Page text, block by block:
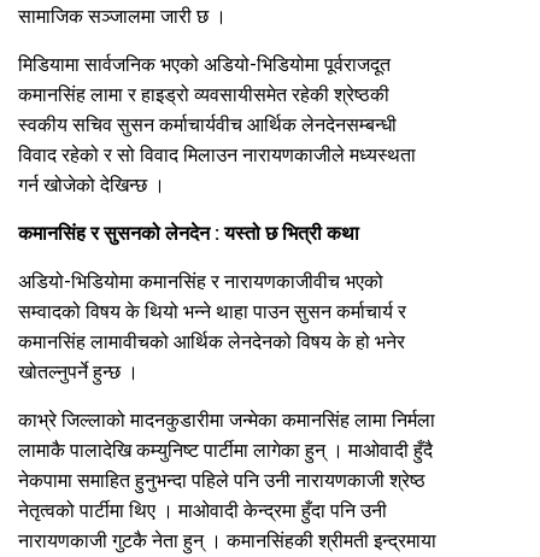
सामाजिक सञ्जालमा जारी छ ।
मिडियामा सार्वजनिक भएको अडियो-भिडियोमा पूर्वराजदूत
कमानसिंह लामा र हाइड्रो व्यवसायीसमेत रहेकी श्रेष्ठकी
स्वकीय सचिव सुसन कर्माचार्यवीच आर्थिक लेनदेनसम्बन्धी
विवाद रहेको र सो विवाद मिलाउन नारायणकाजीले मध्यस्थता
गर्न खोजेको देखिन्छ ।
कमानसिंह र सुसनको लेनदेन : यस्तो छ भित्री कथा
अडियो-भिडियोमा कमानसिंह र नारायणकाजीवीच भएको
सम्वादको विषय के थियो भन्ने थाहा पाउन सुसन कर्माचार्य र
कमानसिंह लामावीचको आर्थिक लेनदेनको विषय के हो भनेर
खोतल्नुपर्ने हुन्छ ।
काभ्रे जिल्लाको मादनकुडारीमा जन्मेका कमानसिंह लामा निर्मला
लामाकै पालादेखि कम्युनिष्ट पार्टीमा लागेका हुन् । माओवादी हुँदै
नेकपामा समाहित हुनुभन्दा पहिले पनि उनी नारायणकाजी श्रेष्ठ
नेतृत्वको पार्टीमा थिए । माओवादी केन्द्रमा हुँदा पनि उनी
नारायणकाजी गुटकै नेता हुन् । कमानसिंहकी श्रीमती इन्द्रमाया